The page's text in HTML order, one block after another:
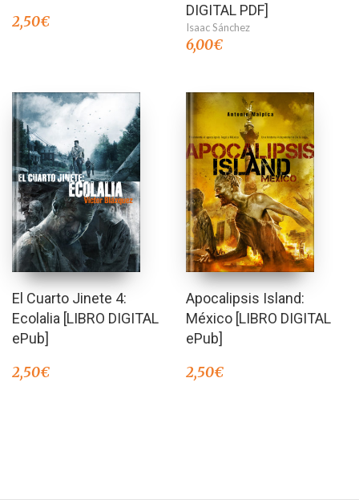
2,50€
DIGITAL PDF]
Isaac Sánchez
6,00€
El Cuarto Jinete 4:
Ecolalia [LIBRO DIGITAL
ePub]
2,50€
Apocalipsis Island:
México [LIBRO DIGITAL
ePub]
2,50€